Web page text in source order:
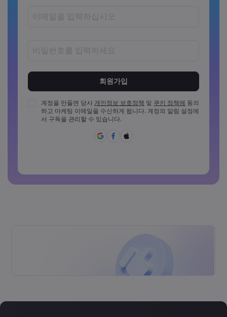
비밀번호는 최소 1개의 대문자를 포함해야 합니다
비밀번호는 최소 1개의 소문자를 포함해야 합니다
계정을 만들면 당사 개인정보 보호정책 및 쿠키 정책에 동의
하고 마케팅 이메일을 수신하게 됩니다. 계정의 알림 설정에
서 구독을 관리할 수 있습니다.